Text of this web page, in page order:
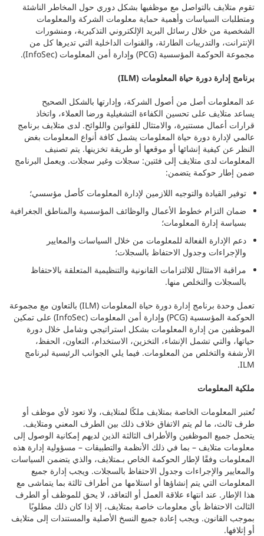
تقوم متلايف بالتواصل مع موظفيها بشكل دوري حول المخاطر الناشئة
ومتطلبات السياسات وأهمية حماية معلومات الشركة والمعلومات
الشخصية من خلال رسائل البريد الإلكتروني التذكيرية، ومنشورات
الإنترانت، والتدريبات الطارئة، والقنوات الداخلية التي تديرها كل من
مجموعة الحوكمة المؤسسية (PCG) وإدارة أمن المعلومات (InfoSec).
برنامج إدارة دورة حياة المعلومات (ILM)
عد المعلومات أصل من أصول الشركة، وإدارتها بالشكل الصحيح
يساعد متلايف على تحسين الكفاءة التشغيلية ورضا العملاء، واتخاذ
قرارات أعمال مستنيرة، والامتثال للقوانين واللوائح. لدى متلايف برنامج
عالمي لإدارة دورة حياة المعلومات يشمل كافة أنواع المعلومات بغض
النظر عن كيفية إنشائها أو موقعها أو طريقة تخزينها. يتم تصنيف
المعلومات لدى متلايف إلى فئتين: سجلات وغير سجلات. ويعمل البرنامج
ضمن إطار حوكمة يتضمن:
توفير القيادة والتوجيه اللازمين لإدارة المعلومات كأصل مؤسسي؛
ضمان التزام خطوط الأعمال والوظائف المؤسسية والمناطق الجغرافية
بسياسة إدارة المعلومات؛
دعم الإدارة الفعالة للمعلومات من خلال السياسات والمعايير
والإجراءات وجدول الاحتفاظ بالسجلات؛
مراقبة الامتثال للالتزامات القانونية والتنظيمية المتعلقة بالاحتفاظ
بالسجلات والتخلص منها.
تعمل وحدة برنامج إدارة دورة حياة المعلومات (ILM) بالتعاون مع مجموعة
الحوكمة المؤسسية (PCG) وإدارة أمن المعلومات (InfoSec) على تمكين
الموظفين من إدارة المعلومات بشكل استراتيجي وشامل خلال دورة
حياتها، والتي تشمل الإنشاء، التخزين، الاستخدام، التعاون، الحفظ،
الأرشفة والتخلص من المعلومات. فيما يلي الجوانب الرئيسية لبرنامج
ILM.
ملكية المعلومات
تُعتبر المعلومات الخاصة بمتلايف ملكًا لمتلايف، ولا تعود لأي موظف أو
طرف ثالث، ما لم يتم الاتفاق خلاف ذلك بين الطرف المعني ومتلايف.
يتحمل جميع الموظفين والأطراف الثالثة الذين لديهم إمكانية الوصول إلى
معلومات متلايف – بما في ذلك الأنظمة والتطبيقات – مسؤولية إدارة هذه
المعلومات وفقًا لإطار الحوكمة الخاص بـمتلايف، والذي يتضمن السياسات
والمعايير والإجراءات وجدول الاحتفاظ بالسجلات. ويجب إدارة جميع
المعلومات التي يتم إنشاؤها أو استلامها من أطراف ثالثة بما يتماشى مع
هذا الإطار. عند انتهاء علاقة العمل أو التعاقد، لا يحق للموظف أو الطرف
الثالث الاحتفاظ بأي معلومات خاصة بمتلايف، إلا إذا كان ذلك مطلوبًا
بموجب القانون. ويجب إعادة جميع النسخ الأصلية والمستندات إلى متلايف
أو إتلافها.